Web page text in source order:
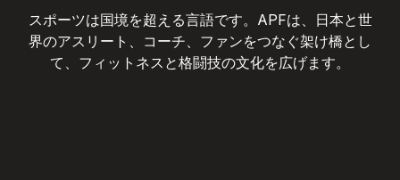
スポーツは国境を超える言語です。APFは、日本と世
界のアスリート、コーチ、ファンをつなぐ架け橋とし
て、フィットネスと格闘技の文化を広げます。